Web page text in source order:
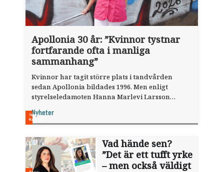
Apollonia 30 år: ”Kvinnor tystnar
fortfarande ofta i manliga
sammanhang”
Kvinnor har tagit större plats i tandvården
sedan Apollonia bildades 1996. Men enligt
styrelse­ledamoten Hanna Marlevi Larsson
Nyheter
Vad hände sen?
”Det är ett tufft yrke
– men också väldigt